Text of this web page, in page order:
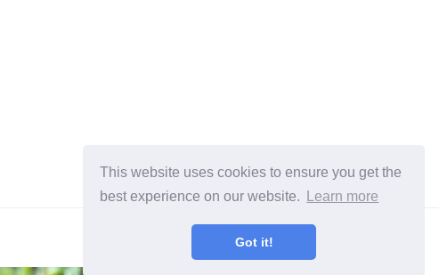
This website uses cookies to ensure you get the
best experience on our website.
Learn more
Got it!